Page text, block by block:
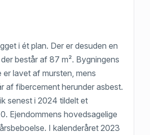
i ét plan. Der er desuden en
består af 87 m². Bygningens
lavet af mursten, mens
af fibercement herunder asbest.
senest i 2024 tildelt et
Ejendommens hovedsagelige
I kalenderåret 2023